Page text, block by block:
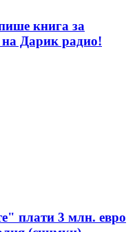
книга за
на Дарик радио!
плати 3 млн. евро